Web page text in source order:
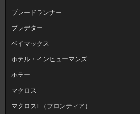
ブレードランナー
プレデター
ベイマックス
ホテル・インヒューマンズ
ホラー
マクロス
マクロスF（フロンティア）